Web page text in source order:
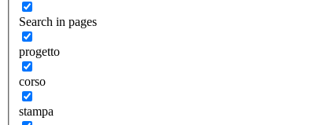
Search in pages
progetto
corso
stampa